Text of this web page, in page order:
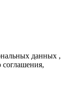
данных ,
соглашения,